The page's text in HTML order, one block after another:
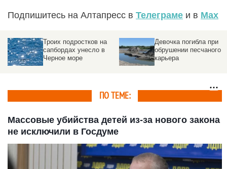
Подпишитесь на Алтапресс в Телеграме и в Max
Троих подростков на
сапбордах унесло в
Черное море
Девочка погибла при
обрушении песчаного
карьера
ПО ТЕМЕ:
Массовые убийства детей из-за нового закона
не исключили в Госдуме